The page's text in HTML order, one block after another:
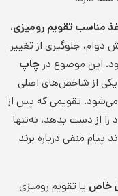
مناسب تقویم رومیزی،
جلوگیری از تغییر
این موضوع درچاپ
یکی از شاخص‌های اصلی
می‌شود. تقویمی که پس از
از دست بدهد، نه‌تنها
منفی درباره برند
خاص یا تقویم رومیزی